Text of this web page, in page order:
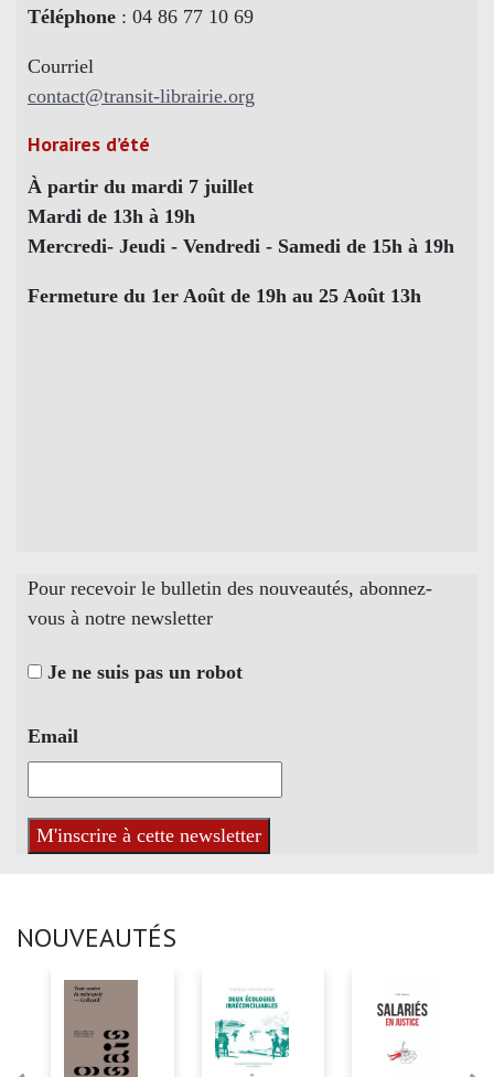
Téléphone : 04 86 77 10 69
Courriel
contact@transit-librairie.org
Horaires d’été
À partir du mardi 7 juillet
Mardi de 13h à 19h
Mercredi- Jeudi - Vendredi - Samedi de 15h à 19h
Fermeture du 1er Août de 19h au 25 Août 13h
Pour recevoir le bulletin des nouveautés, abonnez-
vous à notre newsletter
Je ne suis pas un robot
Email
NOUVEAUTÉS